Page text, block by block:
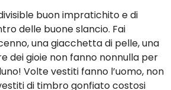
buon impratichito e di
delle buone slancio. Fai
una giacchetta di pelle, una
dei gioie non fanno nonnulla per
Volte vestiti fanno l’uomo, non
di timbro gonfiato costosi